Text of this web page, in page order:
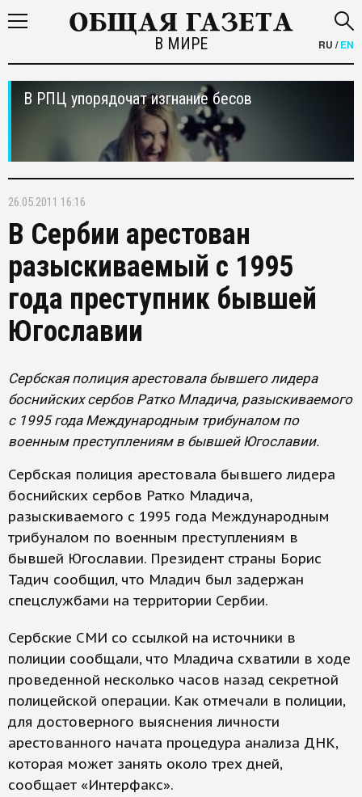
В МИРЕ RU /EN
В РПЦ упорядочат изгнание бесов
26.05.2011 16:16
В Сербии арестован
разыскиваемый с 1995
года преступник бывшей
Югославии
Сербская полиция арестовала бывшего лидера
боснийских сербов Ратко Младича, разыскиваемого
с 1995 года Международным трибуналом по
военным преступлениям в бывшей Югославии.
Сербская полиция арестовала бывшего лидера
боснийских сербов Ратко Младича,
разыскиваемого с 1995 года Международным
трибуналом по военным преступлениям в
бывшей Югославии. Президент страны Борис
Тадич сообщил, что Младич был задержан
спецслужбами на территории Сербии.
Сербские СМИ со ссылкой на источники в
полиции сообщали, что Младича схватили в ходе
проведенной несколько часов назад секретной
полицейской операции. Как отмечали в полиции,
для достоверного выяснения личности
арестованного начата процедура анализа ДНК,
которая может занять около трех дней,
сообщает «Интерфакс».